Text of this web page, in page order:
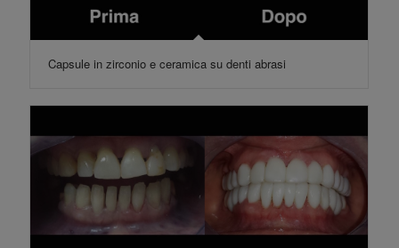
Capsule in zirconio e ceramica su denti abrasi